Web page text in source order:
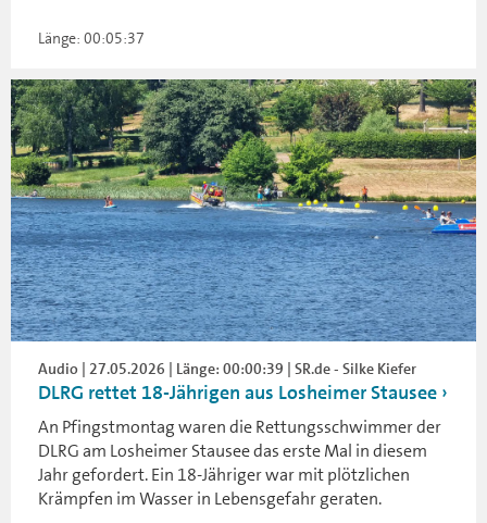
Länge: 00:05:37
Audio | 27.05.2026 | Länge: 00:00:39 | SR.de - Silke Kiefer
DLRG rettet 18-Jährigen aus Losheimer Stausee
An Pfingstmontag waren die Rettungsschwimmer der
DLRG am Losheimer Stausee das erste Mal in diesem
Jahr gefordert. Ein 18-Jähriger war mit plötzlichen
Krämpfen im Wasser in Lebensgefahr geraten.